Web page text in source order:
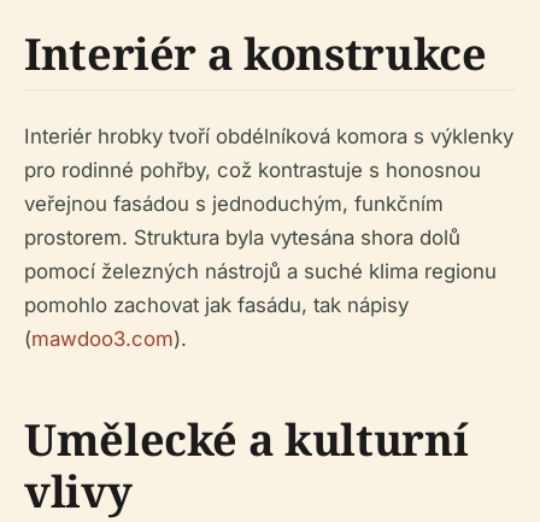
Interiér a konstrukce
Interiér hrobky tvoří obdélníková komora s výklenky
pro rodinné pohřby, což kontrastuje s honosnou
veřejnou fasádou s jednoduchým, funkčním
prostorem. Struktura byla vytesána shora dolů
pomocí železných nástrojů a suché klima regionu
pomohlo zachovat jak fasádu, tak nápisy
(mawdoo3.com).
Umělecké a kulturní
vlivy